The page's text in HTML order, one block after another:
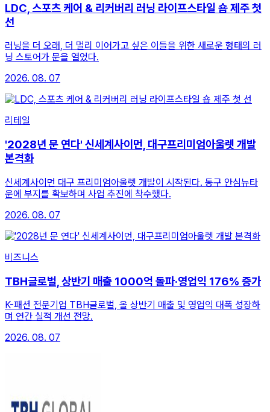
LDC, 스포츠 케어 & 리커버리 러닝 라이프스타일 숍 제주 첫
선
러닝을 더 오래, 더 멀리 이어가고 싶은 이들을 위한 새로운 형태의 러
닝 스토어가 문을 열었다.
2026. 08. 07
리테일
'2028년 문 연다' 신세계사이먼, 대구프리미엄아울렛 개발
본격화
신세계사이먼 대구 프리미엄아울렛 개발이 시작된다. 동구 안심뉴타
운에 부지를 확보하며 사업 추진에 착수했다.
2026. 08. 07
비즈니스
TBH글로벌, 상반기 매출 1000억 돌파·영업익 176% 증가
K-패션 전문기업 TBH글로벌, 올 상반기 매출 및 영업익 대폭 성장하
며 연간 실적 개선 전망.
2026. 08. 07